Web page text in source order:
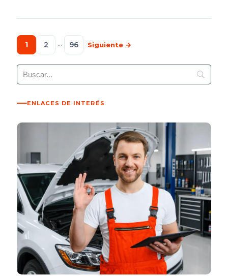
1 2 ··· 96 Siguiente →
ENLACES DE INTERÉS